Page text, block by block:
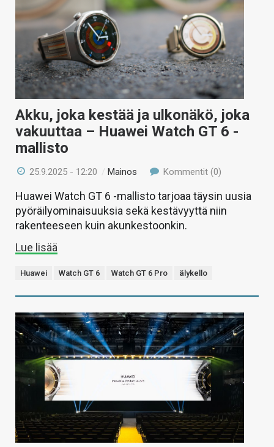
Akku, joka kestää ja ulkonäkö, joka
vakuuttaa – Huawei Watch GT 6 -
mallisto
25.9.2025 - 12:20 /Mainos Kommentit (0)
Huawei Watch GT 6 -mallisto tarjoaa täysin uusia
pyöräilyominaisuuksia sekä kestävyyttä niin
rakenteeseen kuin akunkestoonkin.
Lue lisää
Huawei Watch GT 6 Watch GT 6 Pro älykello